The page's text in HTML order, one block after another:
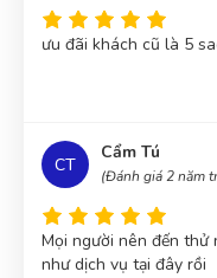
ưu đãi khách cũ là 5
CT
Cẩm Tú
(Đánh giá 2 năm
Mọi người nên đến thử
như dịch vụ tại đây rồi